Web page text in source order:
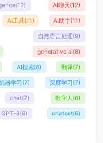
(12) AI聊天(12)
AI工具(11) AI助手(11)
自然语言处理(9)
generative ai(8)
AI搜索(8) 翻译(7)
器学习(7) 深度学习(7)
chat(7) 数字人 (6)
GPT-3(6) chatbot(6)